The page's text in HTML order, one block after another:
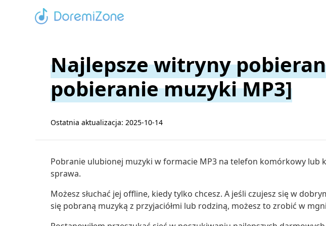
Najlepsze witryny
pobieranie muzyki MP3]
Ostatnia aktualizacja: 2025-10-14
Pobranie ulubionej muzyki w formacie MP3 na telefon komórkowy lub
sprawa.
Możesz słuchać jej offline, kiedy tylko chcesz. A jeśli czujesz się w
się pobraną muzyką z przyjaciółmi lub rodziną, możesz to zrobić w